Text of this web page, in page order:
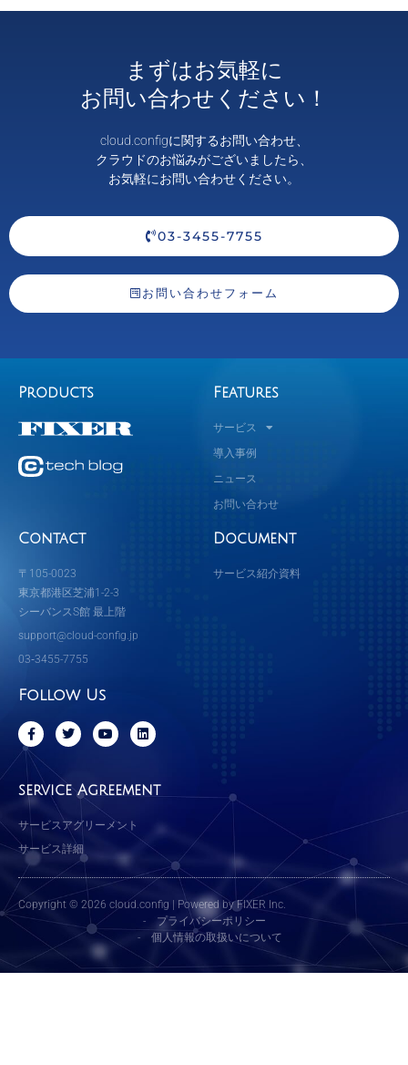
まずはお気軽に
お問い合わせください！
cloud.configに関するお問い合わせ、
クラウドのお悩みがございましたら、
お気軽にお問い合わせください。
03-3455-7755
お問い合わせフォーム
Products Features
サービス
導入事例
ニュース
お問い合わせ
Contact
〒105-0023
東京都港区芝浦1-2-3
シーバンスS館 最上階
support@cloud-config.jp
03‐3455-7755
Document
サービス紹介資料
Follow Us
F
a
c
e
o
o
-
f
T
w
i
e
Y
o
u
b
L
i
n
d
service Agreement
サービスアグリーメント
サービス詳細
Copyright © 2026 cloud.config | Powered by FIXER Inc.
-
プライバシーポリシー
- 個人情報の取扱いについて